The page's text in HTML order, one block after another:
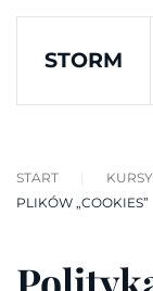
Skip to main
STORM
START KURSY
PLIKÓW „COOKIES”